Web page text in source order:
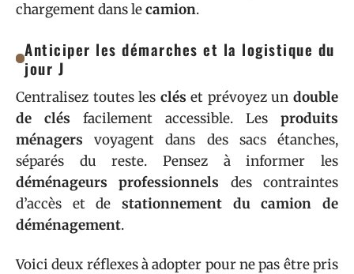
chargement dans lecamion.
Anticiper les démarches et la logistique du
jour J
Centralisez toutes les clés et prévoyez undouble
de clés facilement accessible. Les produits
ménagers voyagent dans des sacs étanches,
séparés du reste. Pensez à informer les
déménageurs professionnels des contraintes
d’accès et de stationnement du camion de
déménagement.
Voici deux réflexes à adopter pour ne pas être pris